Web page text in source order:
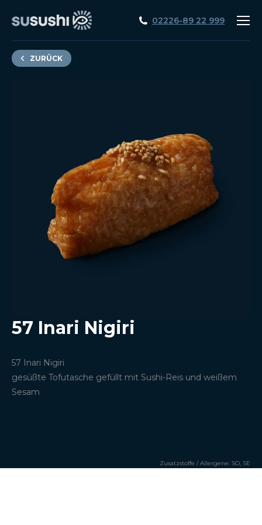
02226-89 22 999
ZURÜCK
57 Inari Nigiri
57 Inari Nigiri
gesüßte Tofutasche gefüllt mit Sushi-Reis und weißem
Sesam
Zusatzstoffe / Allergene: SO, SE